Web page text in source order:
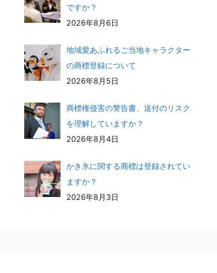
ですか？
2026年8月6日
地域愛あふれるご当地キャラクター
の商標登録について
2026年8月5日
商標権侵害の警告書、送付のリスク
を理解していますか？
2026年8月4日
かき氷に関する商標は登録されてい
ますか？
2026年8月3日